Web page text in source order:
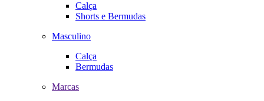
Calça
Shorts e Bermudas
Masculino
Calça
Bermudas
Marcas